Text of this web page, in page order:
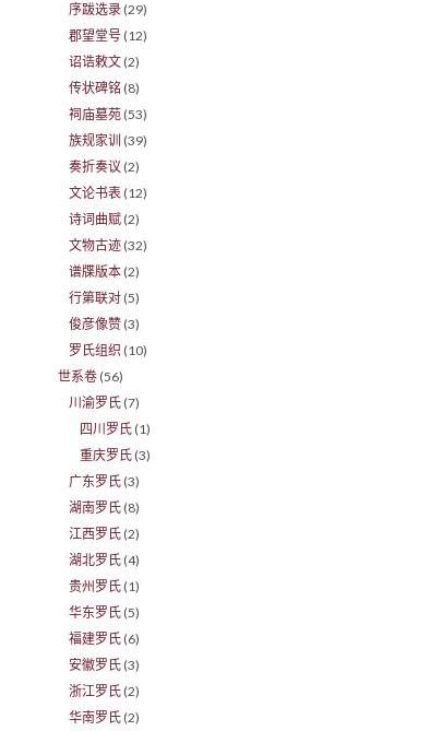
序跋选录 (29)
郡望堂号 (12)
诏诰敕文 (2)
传状碑铭 (8)
祠庙墓苑 (53)
族规家训 (39)
奏折奏议 (2)
文论书表 (12)
诗词曲赋 (2)
文物古迹 (32)
谱牒版本 (2)
行第联对 (5)
俊彦像赞 (3)
罗氏组织 (10)
世系卷 (56)
川渝罗氏 (7)
四川罗氏 (1)
重庆罗氏 (3)
广东罗氏 (3)
湖南罗氏 (8)
江西罗氏 (2)
湖北罗氏 (4)
贵州罗氏 (1)
华东罗氏 (5)
福建罗氏 (6)
安徽罗氏 (3)
浙江罗氏 (2)
华南罗氏 (2)